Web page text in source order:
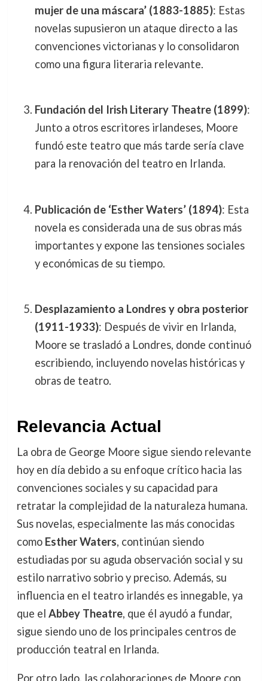
mujer de una máscara’ (1883-1885): Estas
novelas supusieron un ataque directo a las
convenciones victorianas y lo consolidaron
como una figura literaria relevante.
Fundación del Irish Literary Theatre (1899):
Junto a otros escritores irlandeses, Moore
fundó este teatro que más tarde sería clave
para la renovación del teatro en Irlanda.
Publicación de ‘Esther Waters’ (1894): Esta
novela es considerada una de sus obras más
importantes y expone las tensiones sociales
y económicas de su tiempo.
Desplazamiento a Londres y obra posterior
(1911-1933): Después de vivir en Irlanda,
Moore se trasladó a Londres, donde continuó
escribiendo, incluyendo novelas históricas y
obras de teatro.
Relevancia Actual
La obra de George Moore sigue siendo relevante
hoy en día debido a su enfoque crítico hacia las
convenciones sociales y su capacidad para
retratar la complejidad de la naturaleza humana.
Sus novelas, especialmente las más conocidas
como Esther Waters, continúan siendo
estudiadas por su aguda observación social y su
estilo narrativo sobrio y preciso. Además, su
influencia en el teatro irlandés es innegable, ya
que el Abbey Theatre, que él ayudó a fundar,
sigue siendo uno de los principales centros de
producción teatral en Irlanda.
Por otro lado, las colaboraciones de Moore con